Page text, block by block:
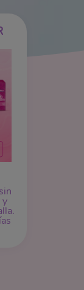
sin
y